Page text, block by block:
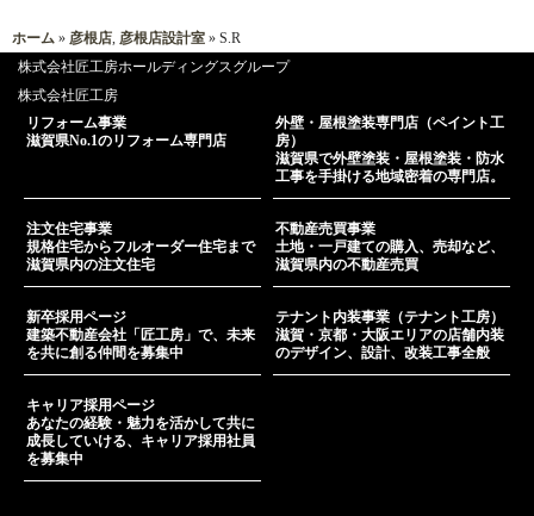
ホーム » 彦根店, 彦根店設計室 » S.R
株式会社匠工房ホールディングスグループ
株式会社匠工房
リフォーム事業
滋賀県No.1のリフォーム専門店
外壁・屋根塗装専門店（ペイント工
房）
滋賀県で外壁塗装・屋根塗装・防水
工事を手掛ける地域密着の専門店。
注文住宅事業
規格住宅からフルオーダー住宅まで
滋賀県内の注文住宅
不動産売買事業
土地・一戸建ての購入、売却など、
滋賀県内の不動産売買
新卒採用ページ
建築不動産会社「匠工房」で、未来
を共に創る仲間を募集中
テナント内装事業（テナント工房）
滋賀・京都・大阪エリアの店舗内装
のデザイン、設計、改装工事全般
キャリア採用ページ
あなたの経験・魅力を活かして共に
成長していける、キャリア採用社員
を募集中